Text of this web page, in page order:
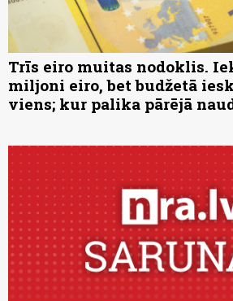
Trīs eiro muitas nodoklis.
miljoni eiro, bet budžetā
viens; kur palika pārējā